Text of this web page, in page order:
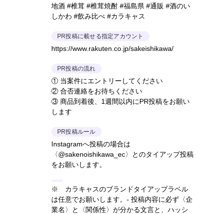
地酒 #椎茸 #椎茸焼酎 #福島県 #通販 #酒のい
しかわ #飲み比べ #カラキャス
PR投稿に載せる指定アカウント
https://www.rakuten.co.jp/sakeishikawa/
PR投稿の流れ
① 当案件にエントリーしてください
② 合否連絡をお待ちください
③ 商品到着後、1週間以内にPR投稿をお願い
します
PR投稿ルール
Instagramへ投稿の場合は
〈@sakenoishikawa_ec〉とのタイアップ投稿
をお願いします。
※ カラキャスのブランドタイアップラベル
は任意でお願いします。- 投稿内容に必ず〈企
業名〉と〈関係性〉が分かる文言と、ハッシ